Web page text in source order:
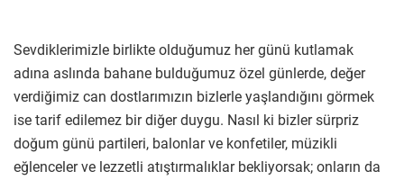
Sevdiklerimizle birlikte olduğumuz her günü kutlamak
adına aslında bahane bulduğumuz özel günlerde, değer
verdiğimiz can dostlarımızın bizlerle yaşlandığını görmek
ise tarif edilemez bir diğer duygu. Nasıl ki bizler sürpriz
doğum günü partileri, balonlar ve konfetiler, müzikli
eğlenceler ve lezzetli atıştırmalıklar bekliyorsak; onların da